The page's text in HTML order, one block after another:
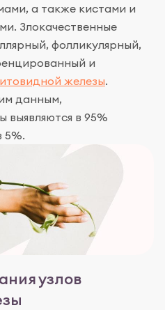
а также кистами и
Злокачественные
фолликулярный,
и
железы.
данным,
выявляются в 95%
5%.
узлов